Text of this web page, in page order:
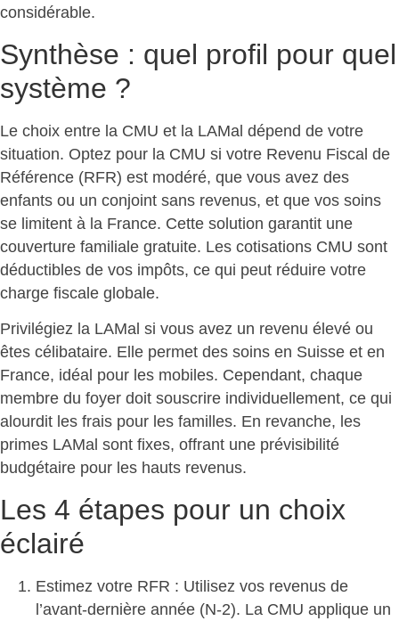
considérable.
Synthèse : quel profil pour quel
système ?
Le choix entre la CMU et la LAMal dépend de votre
situation. Optez pour la CMU si votre Revenu Fiscal de
Référence (RFR) est modéré, que vous avez des
enfants ou un conjoint sans revenus, et que vos soins
se limitent à la France. Cette solution garantit une
couverture familiale gratuite. Les cotisations CMU sont
déductibles de vos impôts, ce qui peut réduire votre
charge fiscale globale.
Privilégiez la LAMal si vous avez un revenu élevé ou
êtes célibataire. Elle permet des soins en Suisse et en
France, idéal pour les mobiles. Cependant, chaque
membre du foyer doit souscrire individuellement, ce qui
alourdit les frais pour les familles. En revanche, les
primes LAMal sont fixes, offrant une prévisibilité
budgétaire pour les hauts revenus.
Les 4 étapes pour un choix
éclairé
Estimez votre RFR : Utilisez vos revenus de
l’avant-dernière année (N-2). La CMU applique un